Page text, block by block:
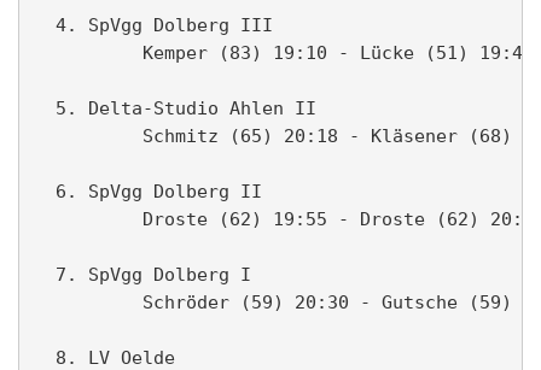
4. SpVgg Dolberg III
Kemper (83) 19:10 - Lücke (51)
5. Delta-Studio Ahlen II
Schmitz (65) 20:18 - Kläsener (68)
6. SpVgg Dolberg II
Droste (62) 19:55 - Droste (62)
7. SpVgg Dolberg I
Schröder (59) 20:30 - Gutsche (59)
8. LV Oelde